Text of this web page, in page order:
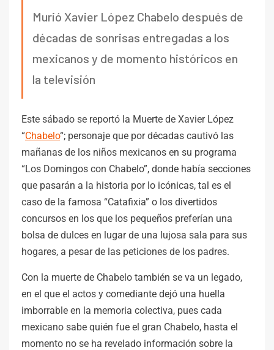
Murió Xavier López Chabelo después de
décadas de sonrisas entregadas a los
mexicanos y de momento históricos en
la televisión
Este sábado se reportó la Muerte de Xavier López
“Chabelo“; personaje que por décadas cautivó las
mañanas de los niños mexicanos en su programa
“Los Domingos con Chabelo”, donde había secciones
que pasarán a la historia por lo icónicas, tal es el
caso de la famosa “Catafixia” o los divertidos
concursos en los que los pequeños preferían una
bolsa de dulces en lugar de una lujosa sala para sus
hogares, a pesar de las peticiones de los padres.
Con la muerte de Chabelo también se va un legado,
en el que el actos y comediante dejó una huella
imborrable en la memoria colectiva, pues cada
mexicano sabe quién fue el gran Chabelo, hasta el
momento no se ha revelado información sobre la